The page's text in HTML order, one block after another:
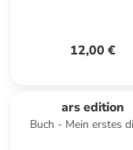
12,00 €
ars edition
Buch - Mein erstes